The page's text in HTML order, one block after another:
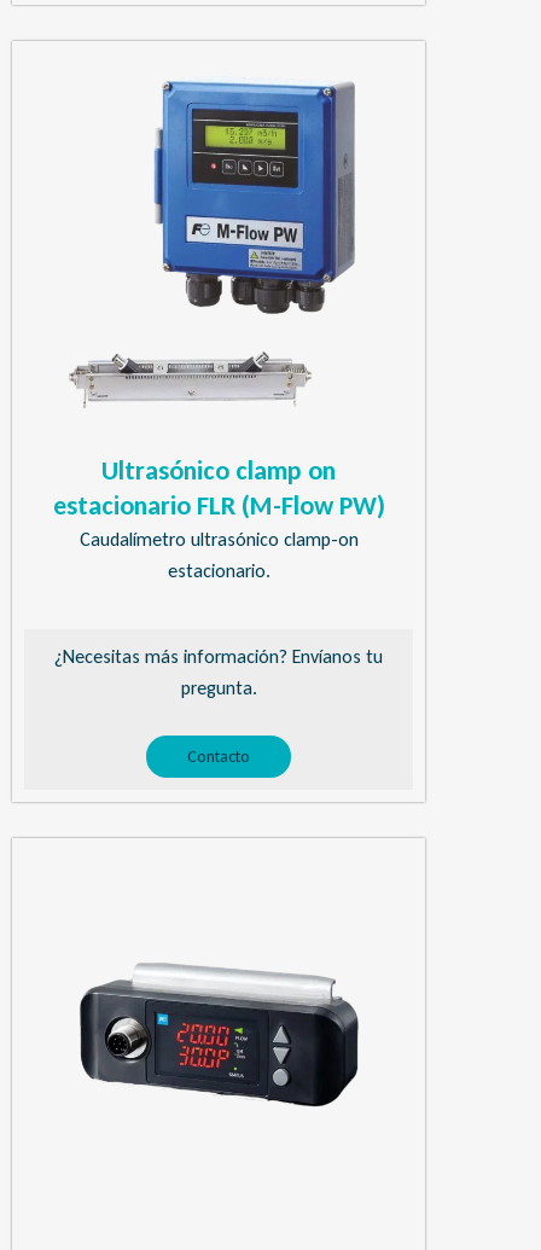
Ultrasónico clamp on
estacionario FLR (M-Flow PW)
Caudalímetro ultrasónico clamp-on
estacionario.
¿Necesitas más información? Envíanos tu
pregunta.
Contacto